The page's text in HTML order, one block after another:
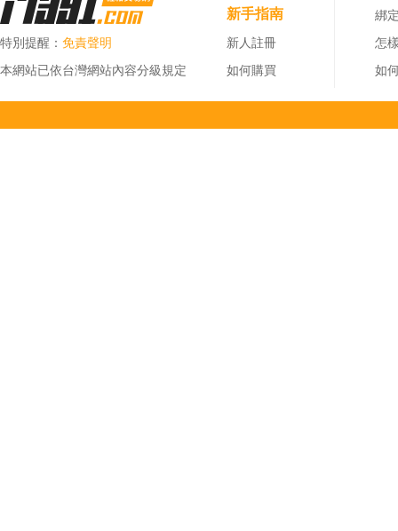
特別提醒： 免責聲明
本網站已依台灣網站內容分級規定
新手指南
新人註冊
如何購買
綁
怎
如